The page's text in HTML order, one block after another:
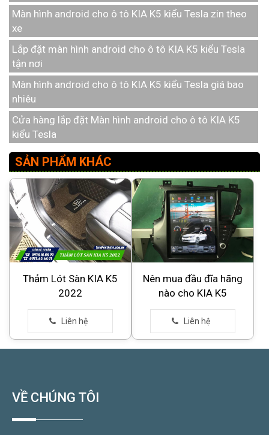
Màn hình android cho ô tô KIA K5 kiểu Tesla zin theo
xe
Lắp đặt màn hình android cho ô tô KIA K5 kiểu Tesla
tận nơi
Màn hình android cho ô tô KIA K5 kiểu Tesla giá bao
nhiêu
Cửa hàng lắp đặt Màn hình android cho ô tô KIA K5
kiểu Tesla
SẢN PHẨM KHÁC
Thảm Lót Sàn KIA K5
2022
Nên mua đầu đĩa hãng
nào cho KIA K5
VỀ CHÚNG TÔI